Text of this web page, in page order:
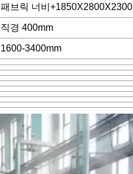
패브릭 너비+1850X2800X2300
직경 400mm
1600-3400mm